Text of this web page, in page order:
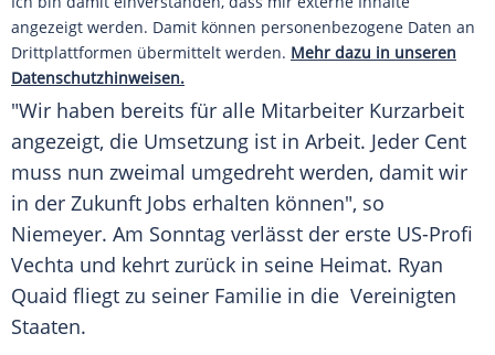
angezeigt werden. Damit können personenbezogene Daten an
Drittplattformen übermittelt werden. Mehr dazu in unseren
Datenschutzhinweisen.
"Wir haben bereits für alle Mitarbeiter Kurzarbeit
angezeigt, die Umsetzung ist in Arbeit. Jeder Cent
muss nun zweimal umgedreht werden, damit wir
in der Zukunft Jobs erhalten können", so
Niemeyer. Am Sonntag verlässt der erste US-Profi
Vechta und kehrt zurück in seine Heimat. Ryan
Quaid fliegt zu seiner Familie in die Vereinigten
Staaten.